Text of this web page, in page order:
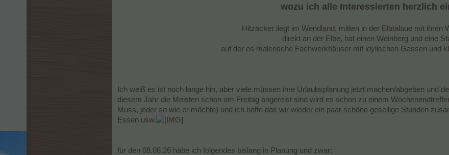
wozu ich alle Interessierten herzlich
Hitzacker liegt im Wendland, mitten in der Elbtalaue mit ihren
direkt an der Elbe, hat einen Weinberg und eine
auf der es malerische Fachwerkhäuser mit idylischen Gassen und
Ich weiß es ist noch lange hin, aber viele müssen ihre Urlaubsplanung jetzt machen/abgeben und
diesem Jahr die Meisten schon am Freitag angereist sind wird es schon zu einem
Muss, jeder so wie er möchte) und ich hoffe das wir wieder ein paar schöne gesellige Stunden
Essen usw.
für den 08.08.26 habe ich folgendes bislang in Planung und zwar: